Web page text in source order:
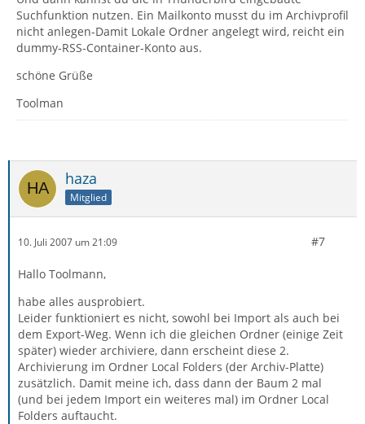
Suchfunktion nutzen. Ein Mailkonto musst du im Archivprofil
nicht anlegen-Damit Lokale Ordner angelegt wird, reicht ein
dummy-RSS-Container-Konto aus.
schöne Grüße
Toolman
haza
Mitglied
10. Juli 2007 um 21:09 #7
Hallo Toolmann,
habe alles ausprobiert.
Leider funktioniert es nicht, sowohl bei Import als auch bei
dem Export-Weg. Wenn ich die gleichen Ordner (einige Zeit
später) wieder archiviere, dann erscheint diese 2.
Archivierung im Ordner Local Folders (der Archiv-Platte)
zusätzlich. Damit meine ich, dass dann der Baum 2 mal
(und bei jedem Import ein weiteres mal) im Ordner Local
Folders auftaucht.